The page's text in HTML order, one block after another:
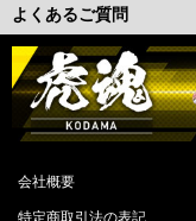
よくあるご質問
会社概要
特定商取引法の表記